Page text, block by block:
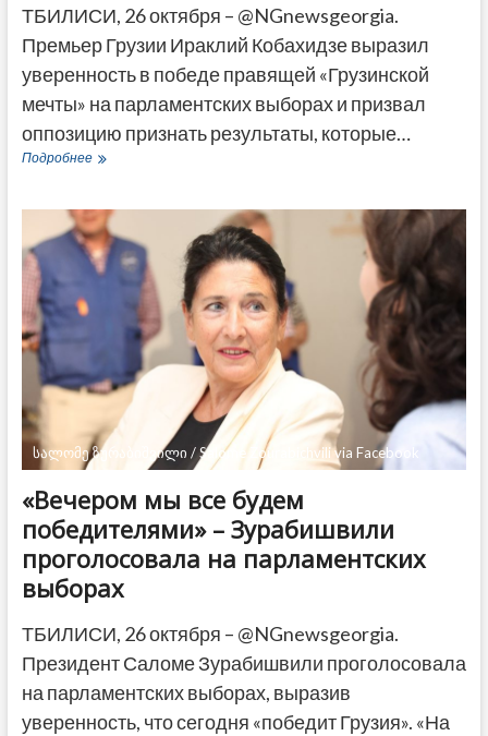
ТБИЛИСИ, 26 октября – @NGnewsgeorgia.
Премьер Грузии Ираклий Кобахидзе выразил
уверенность в победе правящей «Грузинской
мечты» на парламентских выборах и призвал
оппозицию признать результаты, которые…
ПодробнееПремьер
оппозицию
признать
официальные
результаты
სალომე ზურაბიშვილი / Salome Zourabichvili via Facebook
«Вечером мы все будем
победителями» – Зурабишвили
проголосовала на парламентских
выборах
ТБИЛИСИ, 26 октября – @NGnewsgeorgia.
Президент Саломе Зурабишвили проголосовала
на парламентских выборах, выразив
уверенность, что сегодня «победит Грузия». «На